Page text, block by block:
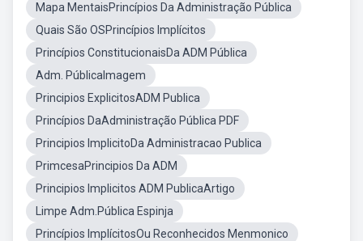
Mapa MentaisPrincípios Da Administração Pública
Quais São OSPrincípios Implícitos
Princípios ConstitucionaisDa ADM Pública
Adm. PúblicaImagem
Principios ExplicitosADM Publica
Princípios DaAdministração Pública PDF
Principios ImplicitoDa Administracao Publica
PrimcesaPrincipios Da ADM
Principios Implicitos ADM PublicaArtigo
Limpe Adm.Pública Espinja
Princípios ImplícitosOu Reconhecidos Menmonico